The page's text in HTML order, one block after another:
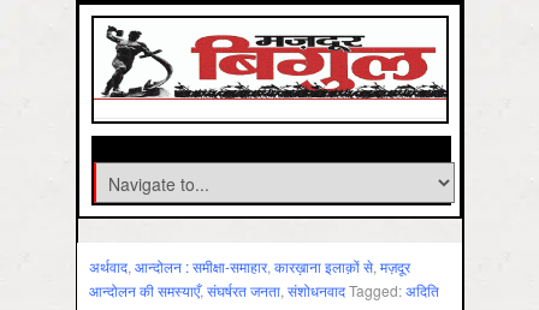
अर्थवाद, आन्‍दोलन : समीक्षा-समाहार, कारख़ाना इलाक़ों से, मज़दूर
आन्दोलन की समस्‍याएँ, संघर्षरत जनता, संशोधनवादTagged:अदिति